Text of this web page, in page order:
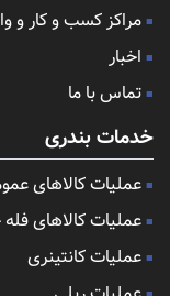
مراکز کسب و کار و
اخبار
تماس با ما
خدمات بندری
عملیات کالاهای
عملیات کالاهای
عملیات کانتینری